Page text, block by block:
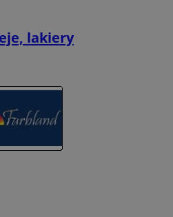
lakiery